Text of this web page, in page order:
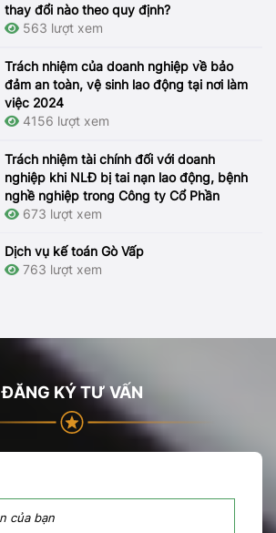
thay đổi nào theo quy định?
563 lượt xem
Trách nhiệm của doanh nghiệp về bảo
đảm an toàn, vệ sinh lao động tại nơi làm
việc 2024
4156 lượt xem
Trách nhiệm tài chính đối với doanh
nghiệp khi NLĐ bị tai nạn lao động, bệnh
nghề nghiệp trong Công ty Cổ Phần
673 lượt xem
Dịch vụ kế toán Gò Vấp
763 lượt xem
ĐĂNG KÝ TƯ VẤN